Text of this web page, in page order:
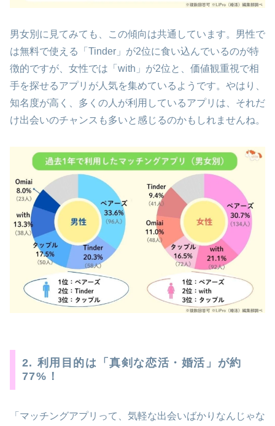
男女別に見てみても、この傾向は共通しています。男性で
は無料で使える「Tinder」が2位に食い込んでいるのが特
徴的ですが、女性では「with」が2位と、価値観重視で相
手を探せるアプリが人気を集めているようです。やはり、
知名度が高く、多くの人が利用しているアプリは、それだ
け出会いのチャンスも多いと感じるのかもしれませんね。
2. 利用目的は「真剣な恋活・婚活」が約
77%！
「マッチングアプリって、気軽な出会いばかりなんじゃな